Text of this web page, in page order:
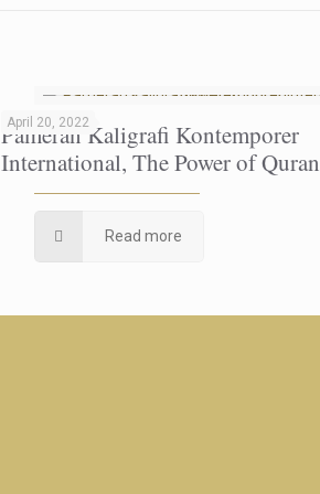
April 20, 2022
Pameran Kaligrafi Kontemporer
International, The Power of Quran
Read more